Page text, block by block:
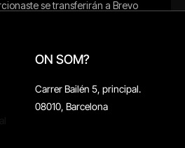
ON SOM?
Carrer Bailén 5, principal.
08010, Barcelona